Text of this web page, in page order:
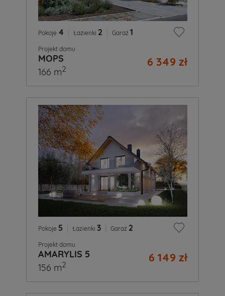
Pokoje 4 Łazienki 2 Garaż 1
Projekt domu
MOPS 6 349 zł
166 m2
Pokoje 5 Łazienki 3 Garaż 2
Projekt domu
AMARYLIS 5 6 149 zł
156 m2